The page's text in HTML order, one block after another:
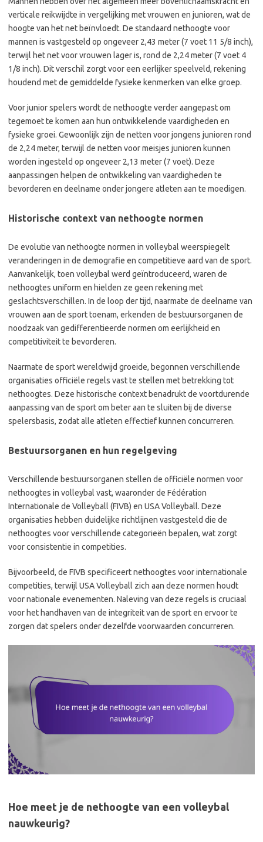
verticale reikwijdte in vergelijking met vrouwen en junioren, wat de
hoogte van het net beïnvloedt. De standaard nethoogte voor
mannen is vastgesteld op ongeveer 2,43 meter (7 voet 11 5/8 inch),
terwijl het net voor vrouwen lager is, rond de 2,24 meter (7 voet 4
1/8 inch). Dit verschil zorgt voor een eerlijker speelveld, rekening
houdend met de gemiddelde fysieke kenmerken van elke groep.
Voor junior spelers wordt de nethoogte verder aangepast om
tegemoet te komen aan hun ontwikkelende vaardigheden en
fysieke groei. Gewoonlijk zijn de netten voor jongens junioren rond
de 2,24 meter, terwijl de netten voor meisjes junioren kunnen
worden ingesteld op ongeveer 2,13 meter (7 voet). Deze
aanpassingen helpen de ontwikkeling van vaardigheden te
bevorderen en deelname onder jongere atleten aan te moedigen.
Historische context van nethoogte normen
De evolutie van nethoogte normen in volleybal weerspiegelt
veranderingen in de demografie en competitieve aard van de sport.
Aanvankelijk, toen volleybal werd geïntroduceerd, waren de
nethoogtes uniform en hielden ze geen rekening met
geslachtsverschillen. In de loop der tijd, naarmate de deelname van
vrouwen aan de sport toenam, erkenden de bestuursorganen de
noodzaak van gedifferentieerde normen om eerlijkheid en
competitiviteit te bevorderen.
Naarmate de sport wereldwijd groeide, begonnen verschillende
organisaties officiële regels vast te stellen met betrekking tot
nethoogtes. Deze historische context benadrukt de voortdurende
aanpassing van de sport om beter aan te sluiten bij de diverse
spelersbasis, zodat alle atleten effectief kunnen concurreren.
Bestuursorganen en hun regelgeving
Verschillende bestuursorganen stellen de officiële normen voor
nethoogtes in volleybal vast, waaronder de Fédération
Internationale de Volleyball (FIVB) en USA Volleyball. Deze
organisaties hebben duidelijke richtlijnen vastgesteld die de
nethoogtes voor verschillende categorieën bepalen, wat zorgt
voor consistentie in competities.
Bijvoorbeeld, de FIVB specificeert nethoogtes voor internationale
competities, terwijl USA Volleyball zich aan deze normen houdt
voor nationale evenementen. Naleving van deze regels is cruciaal
voor het handhaven van de integriteit van de sport en ervoor te
zorgen dat spelers onder dezelfde voorwaarden concurreren.
Hoe meet je de nethoogte van een volleybal
nauwkeurig?